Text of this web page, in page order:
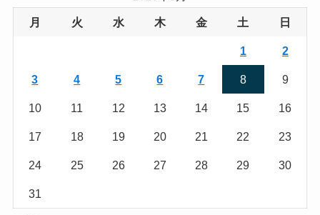
e
月 火 水 木 金 土 日
1 2
3 4 5 6 7 8 9
10 11 12 13 14 15 16
17 18 19 20 21 22 23
24 25 26 27 28 29 30
31